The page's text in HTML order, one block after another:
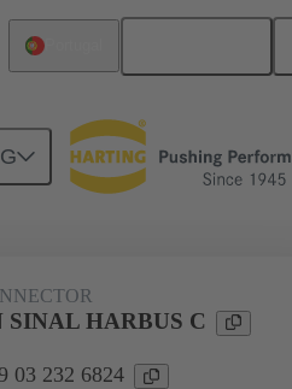
connection 09 03 232 6824
SINAL HARBUS C
03 232 6824